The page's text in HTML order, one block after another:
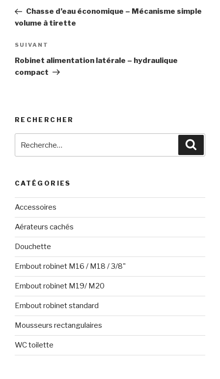
l’article
précédent
Chasse d’eau économique – Mécanisme simple
volume à tirette
Article
suivant
SUIVANT
Robinet alimentation latérale – hydraulique
compact
RECHERCHER
pour
CATÉGORIES
Accessoires
Aérateurs cachés
Douchette
Embout robinet M16 / M18 / 3/8"
Embout robinet M19/ M20
Embout robinet standard
Mousseurs rectangulaires
WC toilette